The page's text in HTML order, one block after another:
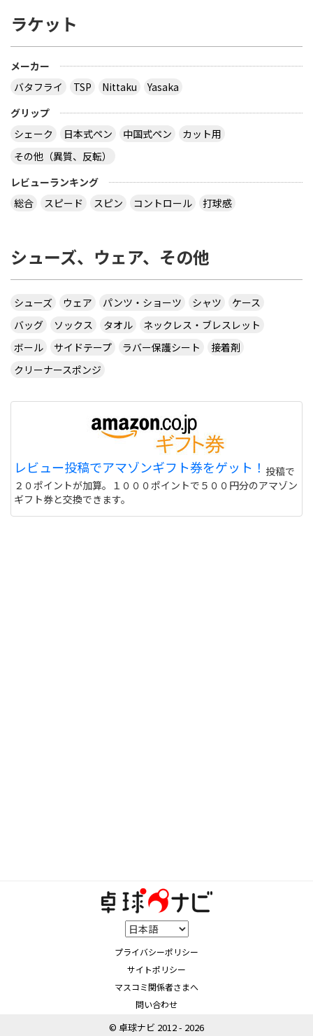
ラケット
メーカー
バタフライ
TSP Nittaku
Yasaka
グリップ
シェーク
日本式ペン 中国式ペン
カット用
その他（異質、反転）
レビューランキング
総合
スピード スピン コントロール 打球感
シューズ、ウェア、その他
シューズ ウェア パンツ・ショーツ シャツ
ケース
バッグ
ソックス タオル
ネックレス・ブレスレット
ボール
サイドテープ ラバー保護シート
接着剤
クリーナースポンジ
レビュー投稿でアマゾンギフト券をゲット！ 投稿で
２０ポイントが加算。１０００ポイントで５００円分のアマゾン
ギフト券と交換できます。
プライバシーポリシー
サイトポリシー
マスコミ関係者さまへ
問い合わせ
© 卓球ナビ 2012 - 2026